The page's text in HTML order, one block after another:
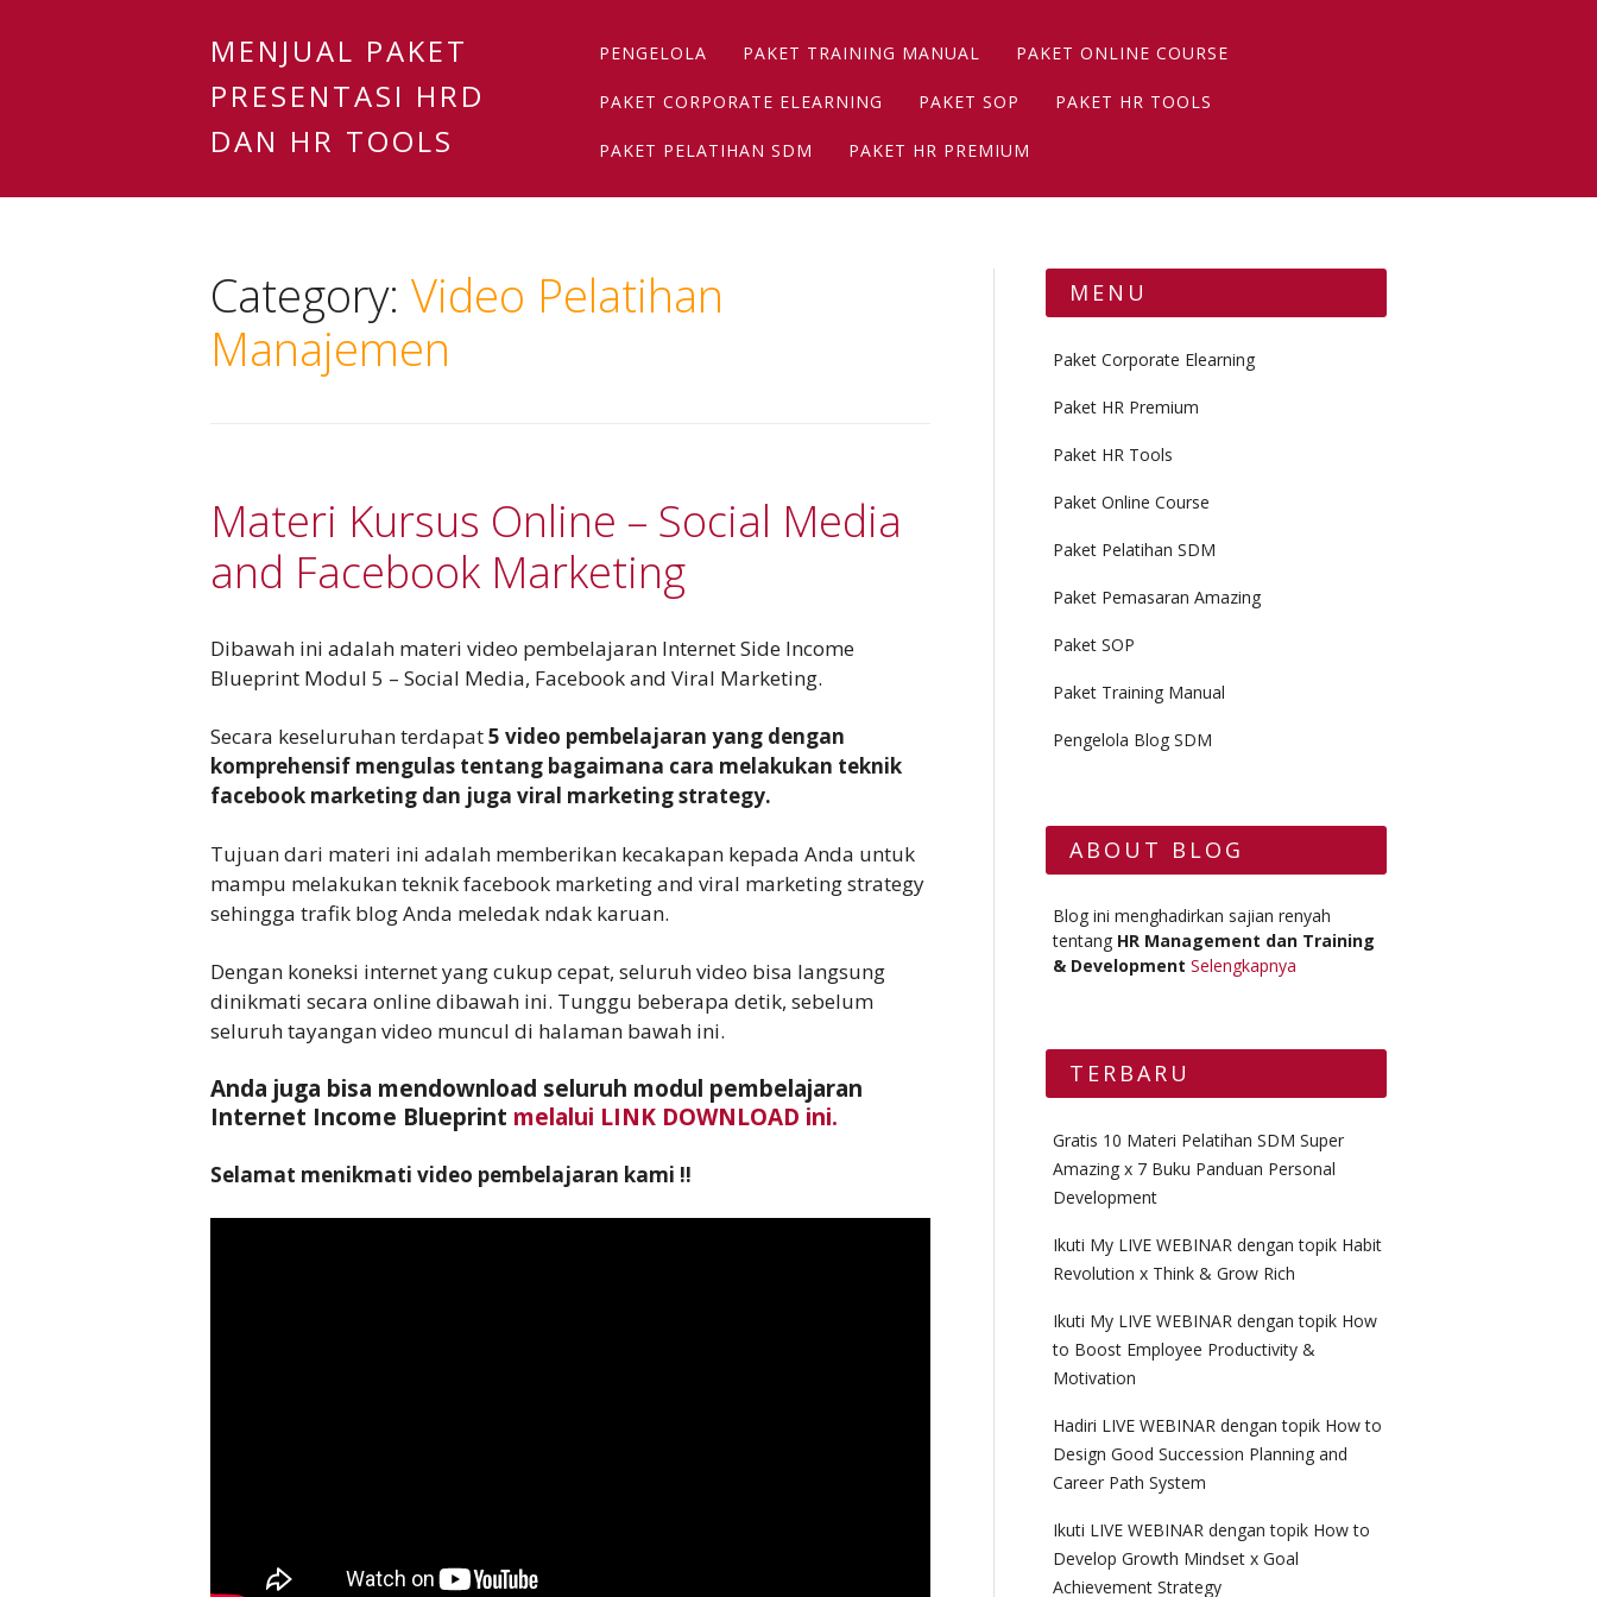
MENJUAL PAKET
PRESENTASI HRD
DAN HR TOOLS
Main menu
Skip
content
PENGELOLA PAKET TRAINING MANUAL PAKET ONLINE COURSE
PAKET CORPORATE ELEARNING PAKET SOP PAKET HR TOOLS
PAKET PELATIHAN SDM PAKET HR PREMIUM
Category: Video Pelatihan
Manajemen
Materi Kursus Online – Social Media
and Facebook Marketing
Dibawah ini adalah materi video pembelajaran Internet Side Income
Blueprint Modul 5 – Social Media, Facebook and Viral Marketing.
Secara keseluruhan terdapat5 video pembelajaran yang dengan
komprehensif mengulas tentang bagaimana cara melakukan teknik
facebook marketing dan juga viral marketing strategy.
Tujuan dari materi ini adalah memberikan kecakapan kepada Anda untuk
mampu melakukan teknik facebook marketing and viral marketing strategy
sehingga trafik blog Anda meledak ndak karuan.
Dengan koneksi internet yang cukup cepat, seluruh video bisa langsung
dinikmati secara online dibawah ini. Tunggu beberapa detik, sebelum
seluruh tayangan video muncul di halaman bawah ini.
Anda juga bisa mendownload seluruh modul pembelajaran
Internet Income Blueprint melalui LINK DOWNLOAD ini.
Selamat menikmati video pembelajaran kami !!
MENU
Paket Corporate Elearning
Paket HR Premium
Paket HR Tools
Paket Online Course
Paket Pelatihan SDM
Paket Pemasaran Amazing
Paket SOP
Paket Training Manual
Pengelola Blog SDM
ABOUT BLOG
Blog ini menghadirkan sajian renyah
tentang HR Management dan Training
& Development Selengkapnya
TERBARU
Gratis 10 Materi Pelatihan SDM Super
Amazing x 7 Buku Panduan Personal
Development
Ikuti My LIVE WEBINAR dengan topik Habit
Revolution x Think & Grow Rich
Ikuti My LIVE WEBINAR dengan topik How
to Boost Employee Productivity &
Motivation
Hadiri LIVE WEBINAR dengan topik How to
Design Good Succession Planning and
Career Path System
Ikuti LIVE WEBINAR dengan topik How to
Develop Growth Mindset x Goal
Achievement Strategy